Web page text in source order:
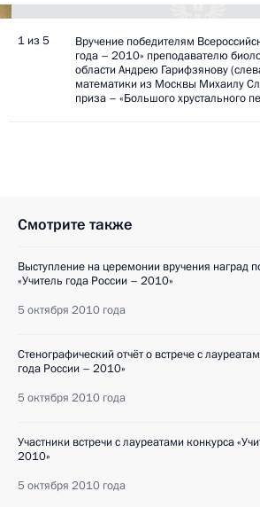
1 из 5
Вручение победителям
года – 2010» преподавателю
области Андрею Гарифзянову
математики из Москвы Михаилу
приза – «Большого хрустального
Смотрите также
Выступление на церемонии вручения наград
«Учитель года России – 2010»
5 октября 2010 года
Стенографический отчёт о встрече с
года России – 2010»
5 октября 2010 года
Участники встречи с лауреатами конкурса
2010»
5 октября 2010 года